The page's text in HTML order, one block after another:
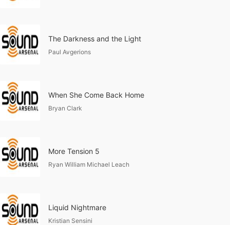
The Darkness and the Light
Paul Avgerions
When She Come Back Home
Bryan Clark
More Tension 5
Ryan William Michael Leach
Liquid Nightmare
Kristian Sensini